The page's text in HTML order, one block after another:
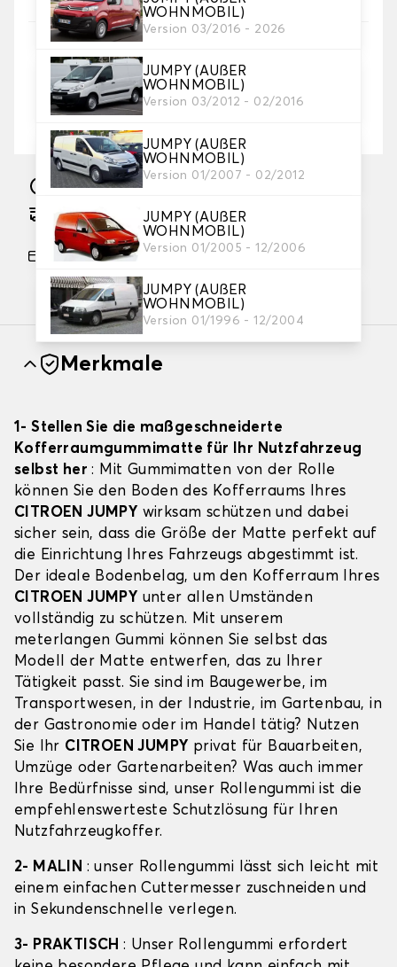
WOHNMOBIL)
Version 03/2016 - 2026
JUMPY (AUßER
WOHNMOBIL)
Version 03/2012 - 02/2016
JUMPY (AUßER
WOHNMOBIL)
Version 01/2007 - 02/2012
JUMPY (AUßER
WOHNMOBIL)
Version 01/2005 - 12/2006
JUMPY (AUßER
WOHNMOBIL)
Version 01/1996 - 12/2004
3. Länge
Herstellung innerhalb von 10 Werktage
Geschätzter kostenloser Versand am
26.08.2026
Zahlung in 3 Raten ohne Gebühren, ab einem
Merkmale
1- Stellen Sie die maßgeschneiderte
Kofferraumgummimatte für Ihr Nutzfahrzeug
selbst her: Mit Gummimatten von der Rolle
können Sie den Boden des Kofferraums Ihres
CITROEN JUMPY wirksam schützen und dabei
sicher sein, dass die Größe der Matte perfekt auf
die Einrichtung Ihres Fahrzeugs abgestimmt ist.
Der ideale Bodenbelag, um den Kofferraum Ihres
CITROEN JUMPY unter allen Umständen
vollständig zu schützen. Mit unserem
meterlangen Gummi können Sie selbst das
Modell der Matte entwerfen, das zu Ihrer
Tätigkeit passt. Sie sind im Baugewerbe, im
Transportwesen, in der Industrie, im Gartenbau, in
der Gastronomie oder im Handel tätig? Nutzen
Sie Ihr CITROEN JUMPY privat für Bauarbeiten,
Umzüge oder Gartenarbeiten? Was auch immer
Ihre Bedürfnisse sind, unser Rollengummi ist die
empfehlenswerteste Schutzlösung für Ihren
Nutzfahrzeugkoffer.
2- MALIN : unser Rollengummi lässt sich leicht mit
einem einfachen Cuttermesser zuschneiden und
in Sekundenschnelle verlegen.
3- PRAKTISCH: Unser Rollengummi erfordert